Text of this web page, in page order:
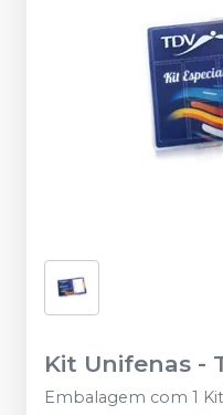
Kit Unifenas -
Embalagem com 1 Kit